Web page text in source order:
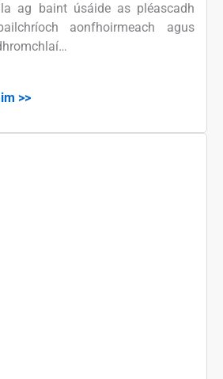
ag baint úsáide as pléascadh
aonfhoirmeach agus
>>